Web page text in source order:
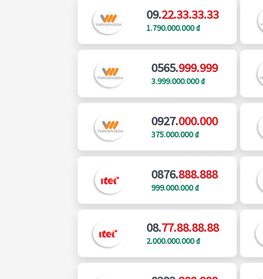
09.22.33.33.33
1.790.000.000 ₫
0565.999.999
3.999.000.000 ₫
0927.000.000
375.000.000 ₫
0876.888.888
999.000.000 ₫
08.77.88.88.88
2.000.000.000 ₫